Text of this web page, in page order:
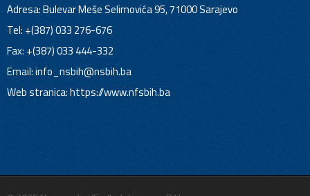
Adresa: Bulevar Meše Selimovića 95, 71000 Sarajevo
Tel: +(387) 033 276-676
Fax: +(387) 033 444-332
Email:info_nsbih@nsbih.ba
Web stranica: https://www.nfsbih.ba